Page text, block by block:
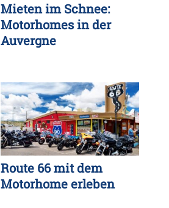
Mieten im Schnee:
Motorhomes in der
Auvergne
Route 66 mit dem
Motorhome erleben